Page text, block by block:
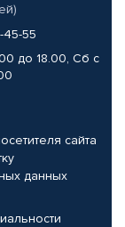
55
до 18.00, Сб с
сайта
данных